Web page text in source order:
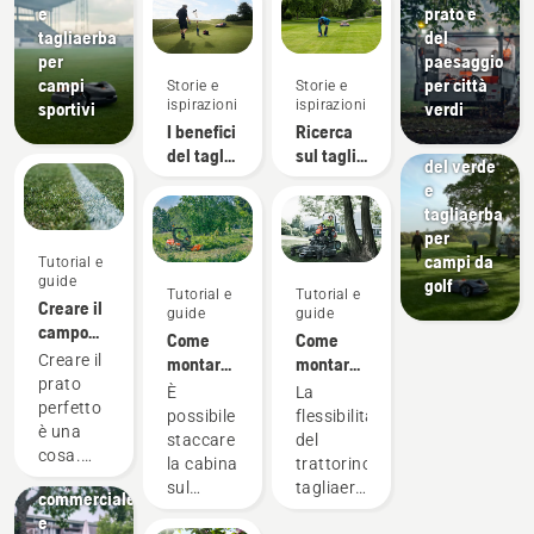
e
tagliaerba
per
campi
sportivi
Tutorial e
guide
Creare il
campo
perfetto
Creare il
prato
perfetto
è una
cosa.
cosa è
però
e
Manutenzione
Strumenti
per
l'architettura
paesaggistica,
attrezzature
per la
progettazione
commerciale
e
Storie e
ispirazioni
I benefici
del taglio
per i
greenkeeper
Tutorial e
guide
Come
montare
e
smontare
una
cabina
su un
È
possibile
staccare
la cabina
sul
Storie e
ispirazioni
Ricerca
sul taglio
Tutorial e
guide
Come
montare
il piatto
di taglio
sul
trattorino
tagliaerba
La
flessibilità
del
trattorino
tagliaerba
prato e
del
paesaggio
per città
verdi
Campi da
golf
per la
manutenzione
del verde
e
tagliaerba
per
campi da
golf